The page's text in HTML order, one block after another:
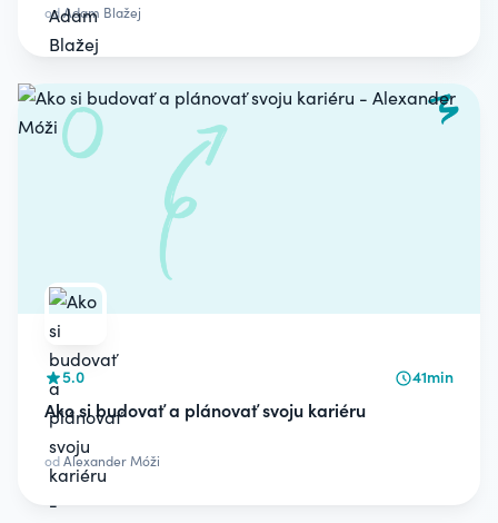
odAdam Blažej
5.0 41min
Ako si budovať a plánovať svoju kariéru
odAlexander Móži